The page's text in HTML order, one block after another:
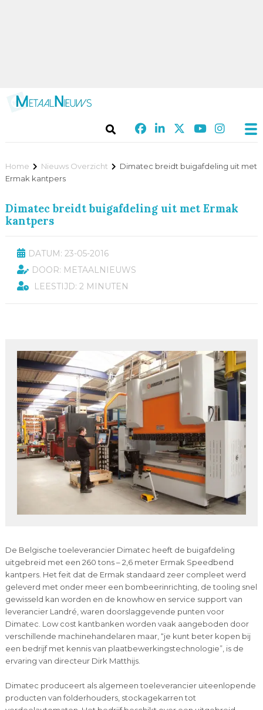
Home Nieuws Overzicht
Dimatec breidt buigafdeling uit met
Ermak kantpers
Dimatec breidt buigafdeling uit met Ermak
kantpers
DATUM: 23-05-2016
DOOR: METAALNIEUWS
LEESTIJD: 2 MINUTEN
De Belgische toeleverancier Dimatec heeft de buigafdeling
uitgebreid met een 260 tons – 2,6 meter Ermak Speedbend
kantpers. Het feit dat de Ermak standaard zeer compleet werd
geleverd met onder meer een bombeerinrichting, de tooling snel
gewisseld kan worden en de knowhow en service support van
leverancier Landré, waren doorslaggevende punten voor
Dimatec. Low cost kantbanken worden vaak aangeboden door
verschillende machinehandelaren maar, “je kunt beter kopen bij
een bedrijf met kennis van plaatbewerkingstechnologie”, is de
ervaring van directeur Dirk Matthijs.
Dimatec produceert als algemeen toeleverancier uiteenlopende
producten van folderhouders, stockagekarren tot